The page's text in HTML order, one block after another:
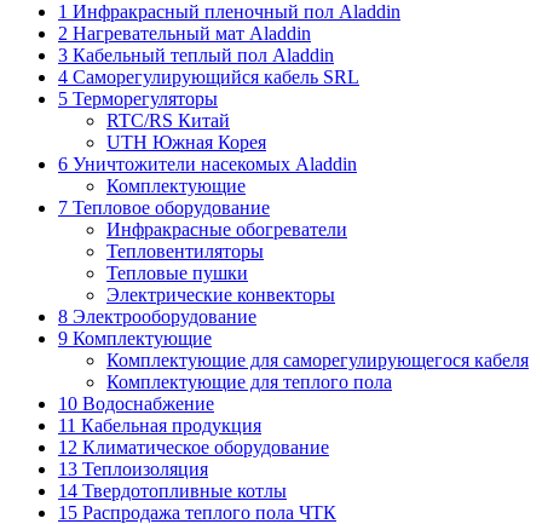
1 Инфракрасный пленочный пол Aladdin
2 Нагревательный мат Aladdin
3 Кабельный теплый пол Aladdin
4 Саморегулирующийся кабель SRL
5 Терморегуляторы
RTC/RS Китай
UTH Южная Корея
6 Уничтожители насекомых Aladdin
Комплектующие
7 Тепловое оборудование
Инфракрасные обогреватели
Тепловентиляторы
Тепловые пушки
Электрические конвекторы
8 Электрооборудование
9 Комплектующие
Комплектующие для саморегулирующегося кабеля
Комплектующие для теплого пола
10 Водоснабжение
11 Кабельная продукция
12 Климатическое оборудование
13 Теплоизоляция
14 Твердотопливные котлы
15 Распродажа теплого пола ЧТК